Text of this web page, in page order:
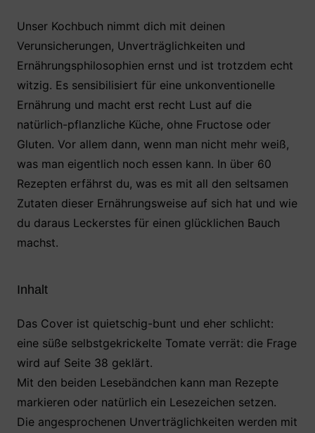
Unser Kochbuch nimmt dich mit deinen
Verunsicherungen, Unverträglichkeiten und
Ernährungsphilosophien ernst und ist trotzdem echt
witzig. Es sensibilisiert für eine unkonventionelle
Ernährung und macht erst recht Lust auf die
natürlich-pflanzliche Küche, ohne Fructose oder
Gluten. Vor allem dann, wenn man nicht mehr weiß,
was man eigentlich noch essen kann. In über 60
Rezepten erfährst du, was es mit all den seltsamen
Zutaten dieser Ernährungsweise auf sich hat und wie
du daraus Leckerstes für einen glücklichen Bauch
machst.
Inhalt
Das Cover ist quietschig-bunt und eher schlicht:
eine süße selbstgekrickelte Tomate verrät: die Frage
wird auf Seite 38 geklärt.
Mit den beiden Lesebändchen kann man Rezepte
markieren oder natürlich ein Lesezeichen setzen.
Die angesprochenen Unverträglichkeiten werden mit